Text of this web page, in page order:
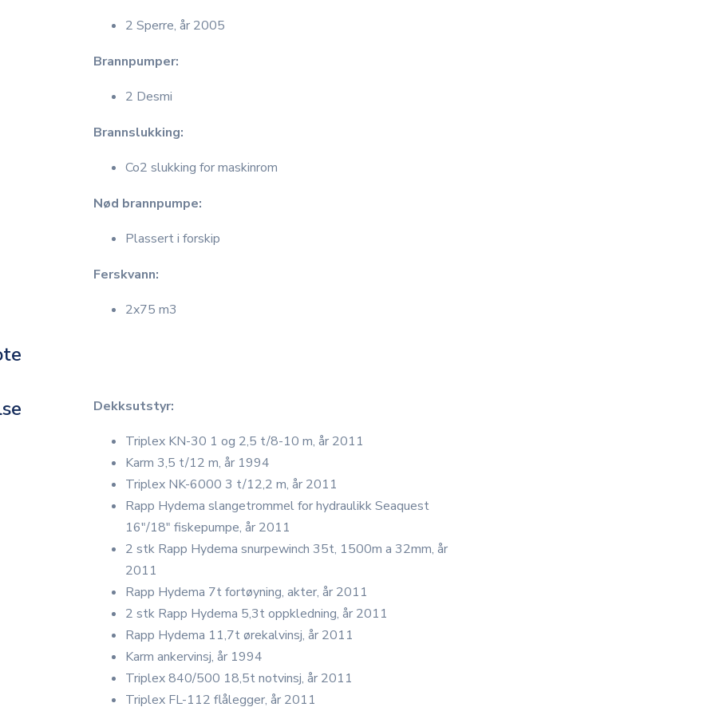
2 Sperre, år 2005
Brannpumper:
2 Desmi
Brannslukking:
Co2 slukking for maskinrom
Nød brannpumpe:
Plassert i forskip
Ferskvann:
2x75 m3
Dekksutstyr:
Triplex KN-30 1 og 2,5 t/8-10 m, år 2011
Karm 3,5 t/12 m, år 1994
Triplex NK-6000 3 t/12,2 m, år 2011
Rapp Hydema slangetrommel for hydraulikk Seaquest
16"/18" fiskepumpe, år 2011
2 stk Rapp Hydema snurpewinch 35t, 1500m a 32mm, år
2011
Rapp Hydema 7t fortøyning, akter, år 2011
2 stk Rapp Hydema 5,3t oppkledning, år 2011
Rapp Hydema 11,7t ørekalvinsj, år 2011
Karm ankervinsj, år 1994
Triplex 840/500 18,5t notvinsj, år 2011
Triplex FL-112 flålegger, år 2011